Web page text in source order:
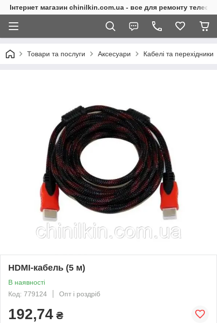
Інтернет магазин chinilkin.com.ua - все для ремонту
Товари та послуги Аксесуари Кабелі та перехідники
HDMI-кабель (5 м)
В наявності
Код: 779124
Опт і роздріб
192,74 ₴